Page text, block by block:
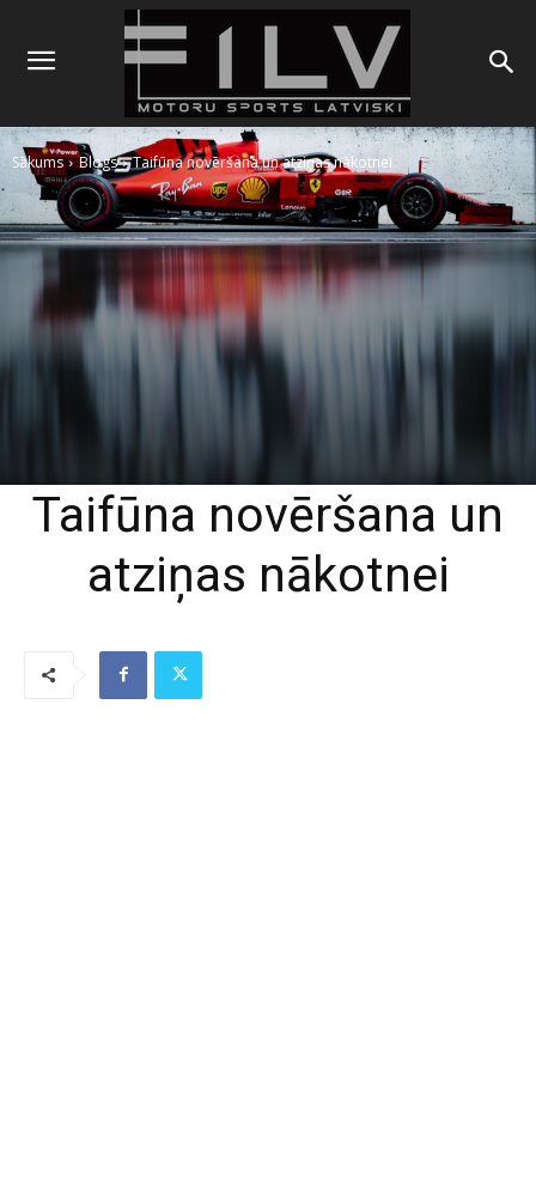
Sākums Blogs Taifūna novēršana un atziņas nākotnei
Taifūna novēršana un
atziņas nākotnei